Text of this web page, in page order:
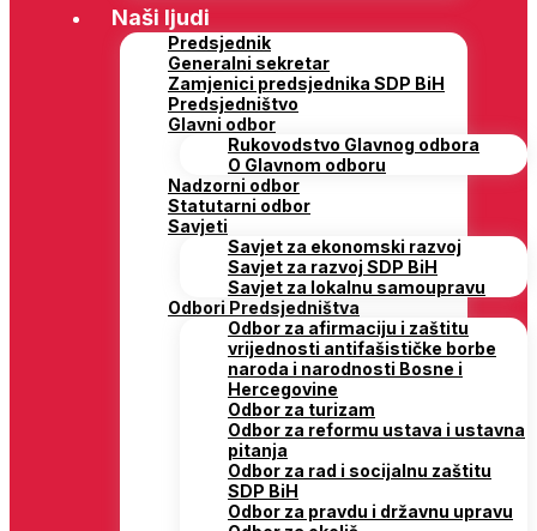
Naši ljudi
Predsjednik
Generalni sekretar
Zamjenici predsjednika SDP BiH
Predsjedništvo
Glavni odbor
Rukovodstvo Glavnog odbora
O Glavnom odboru
Nadzorni odbor
Statutarni odbor
Savjeti
Savjet za ekonomski razvoj
Savjet za razvoj SDP BiH
Savjet za lokalnu samoupravu
Odbori Predsjedništva
Odbor za afirmaciju i zaštitu
vrijednosti antifašističke borbe
naroda i narodnosti Bosne i
Hercegovine
Odbor za turizam
Odbor za reformu ustava i ustavna
pitanja
Odbor za rad i socijalnu zaštitu
SDP BiH
Odbor za pravdu i državnu upravu